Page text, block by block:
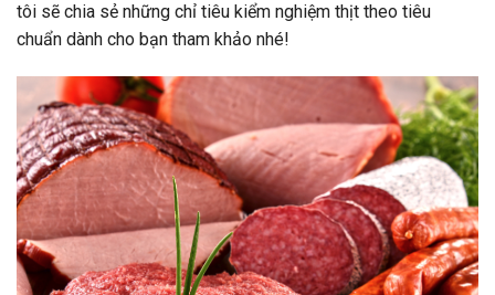
tôi sẽ chia sẻ những chỉ tiêu kiểm nghiệm thịt theo tiêu
chuẩn dành cho bạn tham khảo nhé!